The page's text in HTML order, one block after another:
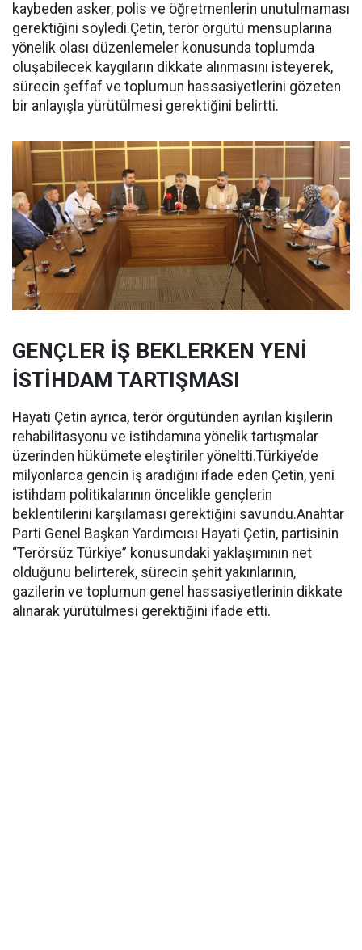
kaybeden asker, polis ve öğretmenlerin unutulmaması
gerektiğini söyledi.Çetin, terör örgütü mensuplarına
yönelik olası düzenlemeler konusunda toplumda
oluşabilecek kaygıların dikkate alınmasını isteyerek,
sürecin şeffaf ve toplumun hassasiyetlerini gözeten
bir anlayışla yürütülmesi gerektiğini belirtti.
GENÇLER İŞ BEKLERKEN YENİ
İSTİHDAM TARTIŞMASI
Hayati Çetin ayrıca, terör örgütünden ayrılan kişilerin
rehabilitasyonu ve istihdamına yönelik tartışmalar
üzerinden hükümete eleştiriler yöneltti.Türkiye’de
milyonlarca gencin iş aradığını ifade eden Çetin, yeni
istihdam politikalarının öncelikle gençlerin
beklentilerini karşılaması gerektiğini savundu.Anahtar
Parti Genel Başkan Yardımcısı Hayati Çetin, partisinin
“Terörsüz Türkiye” konusundaki yaklaşımının net
olduğunu belirterek, sürecin şehit yakınlarının,
gazilerin ve toplumun genel hassasiyetlerinin dikkate
alınarak yürütülmesi gerektiğini ifade etti.